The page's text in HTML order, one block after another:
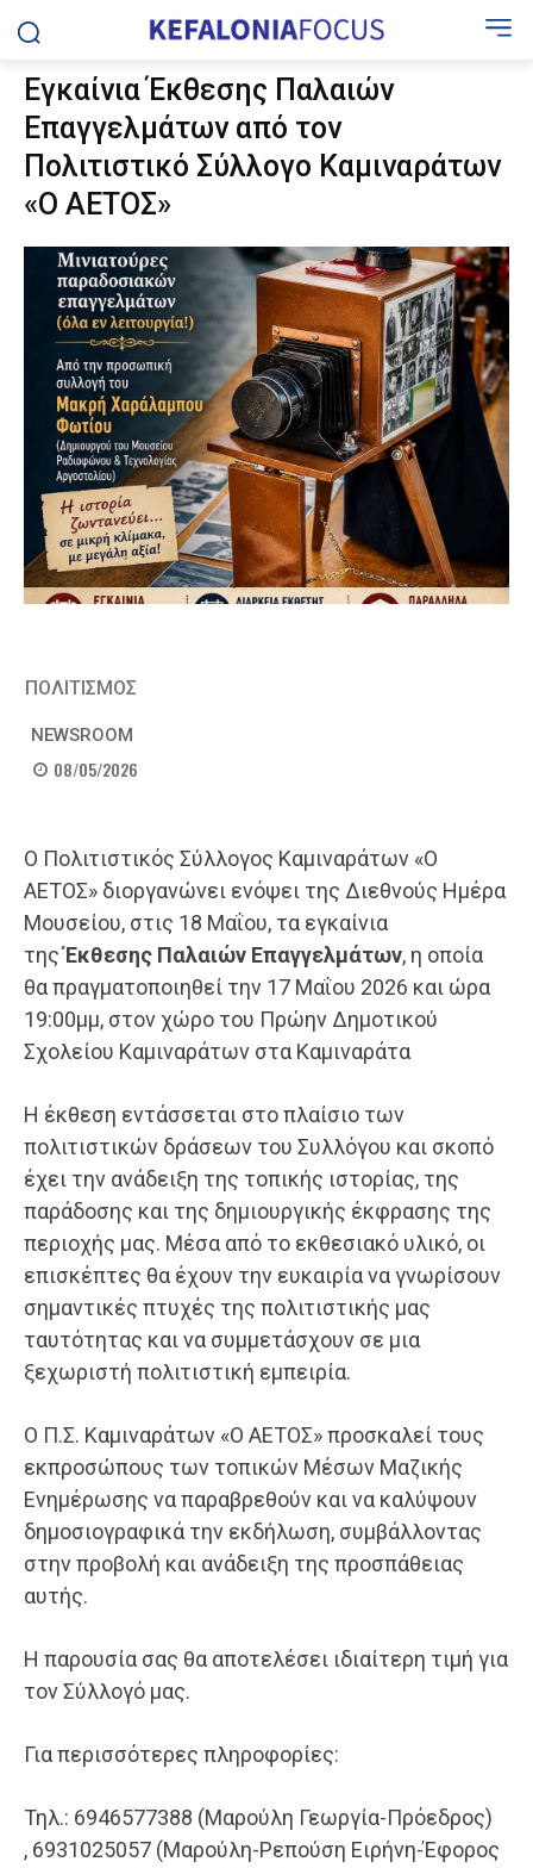
Εγκαίνια Έκθεσης Παλαιών
Επαγγελμάτων από τον
Πολιτιστικό Σύλλογο Καμιναράτων
«Ο ΑΕΤΟΣ»
ΠΟΛΙΤΙΣΜΟΣ
NEWSROOM
08/05/2026
Ο Πολιτιστικός Σύλλογος Καμιναράτων «Ο
ΑΕΤΟΣ» διοργανώνει ενόψει της Διεθνούς Ημέρα
Μουσείου, στις 18 Μαΐου, τα εγκαίνια
τηςΈκθεσης Παλαιών Επαγγελμάτων, η οποία
θα πραγματοποιηθεί την 17 Μαΐου 2026 και ώρα
19:00μμ, στον χώρο του Πρώην Δημοτικού
Σχολείου Καμιναράτων στα Καμιναράτα
Η έκθεση εντάσσεται στο πλαίσιο των
πολιτιστικών δράσεων του Συλλόγου και σκοπό
έχει την ανάδειξη της τοπικής ιστορίας, της
παράδοσης και της δημιουργικής έκφρασης της
περιοχής μας. Μέσα από το εκθεσιακό υλικό, οι
επισκέπτες θα έχουν την ευκαιρία να γνωρίσουν
σημαντικές πτυχές της πολιτιστικής μας
ταυτότητας και να συμμετάσχουν σε μια
ξεχωριστή πολιτιστική εμπειρία.
Ο Π.Σ. Καμιναράτων «Ο ΑΕΤΟΣ» προσκαλεί τους
εκπροσώπους των τοπικών Μέσων Μαζικής
Ενημέρωσης να παραβρεθούν και να καλύψουν
δημοσιογραφικά την εκδήλωση, συμβάλλοντας
στην προβολή και ανάδειξη της προσπάθειας
αυτής.
Η παρουσία σας θα αποτελέσει ιδιαίτερη τιμή για
τον Σύλλογό μας.
Για περισσότερες πληροφορίες:
Τηλ.: 6946577388 (Μαρούλη Γεωργία-Πρόεδρος)
, 6931025057 (Μαρούλη-Ρεπούση Ειρήνη-Έφορος